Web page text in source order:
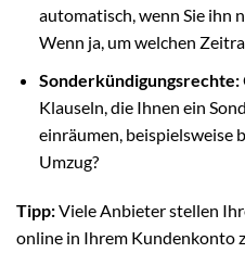
automatisch, wenn Sie ihn
Wenn ja, um welchen
Sonderkündigungsrechte:
Klauseln, die Ihnen ein
einräumen, beispielsweise
Umzug?
Tipp:Viele Anbieter stellen
online in Ihrem Kundenkonto